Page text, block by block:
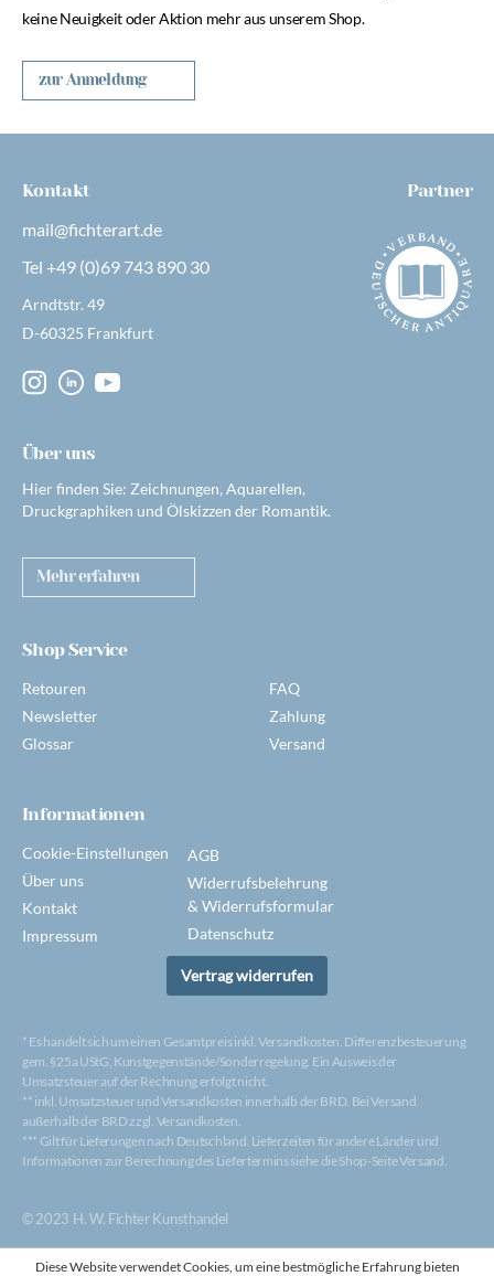
keine Neuigkeit oder Aktion mehr aus unserem Shop.
zur Anmeldung
Kontakt
mail@fichterart.de
Tel +49 (0)69 743 890 30
Arndtstr. 49
D-60325 Frankfurt
Partner
Über uns
Hier finden Sie: Zeichnungen, Aquarellen,
Druckgraphiken und Ölskizzen der Romantik.
Mehr erfahren
Shop Service
Retouren
Newsletter
Glossar
FAQ
Zahlung
Versand
Informationen
Cookie-Einstellungen
Über uns
Kontakt
Impressum
AGB
Widerrufsbelehrung
& Widerrufsformular
Datenschutz
Vertrag widerrufen
© 2023 H. W. Fichter Kunsthandel
* Es handelt sich um einen Gesamtpreis inkl. Versandkosten. Differenzbesteuerung
gem. §25a UStG, Kunstgegenstände/Sonderregelung. Ein Ausweis der
Umsatzsteuer auf der Rechnung erfolgt nicht.
** inkl. Umsatzsteuer und Versandkosten innerhalb der BRD. Bei Versand
außerhalb der BRD zzgl. Versandkosten.
*** Gilt für Lieferungen nach Deutschland. Lieferzeiten für andere Länder und
Informationen zur Berechnung des Liefertermins siehe die Shop-Seite Versand.
Diese Website verwendet Cookies, um eine bestmögliche Erfahrung bieten